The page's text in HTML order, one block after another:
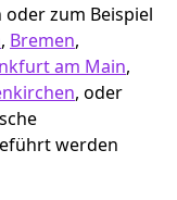
zum Beispiel
, Bremen,
am Main,
, oder
werden